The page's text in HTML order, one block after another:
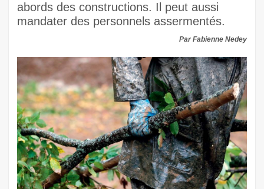
abords des constructions. Il peut aussi
mandater des personnels assermentés.
Par Fabienne Nedey